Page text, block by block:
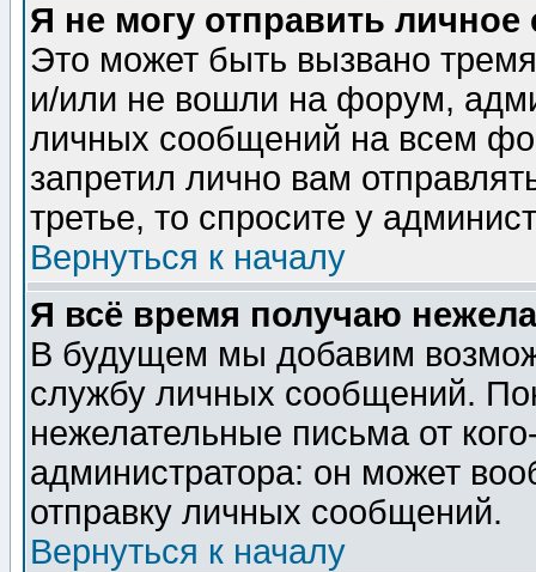
Я не могу отправить
Это может быть вызвано
и/или не вошли на форум,
личных сообщений на всем
запретил лично вам
третье, то спросите у
Вернуться к началу
Я всё время получаю
В будущем мы добавим
службу личных сообщений.
нежелательные письма от
администратора: он может
отправку личных сообщений.
Вернуться к началу